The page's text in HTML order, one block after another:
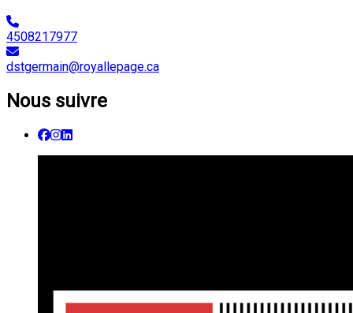
4508217977
dstgermain@royallepage.ca
Nous suivre